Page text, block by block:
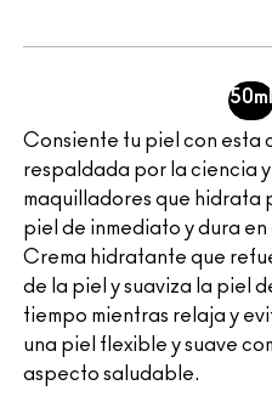
Consiente tu piel con esta
respaldada por la ciencia
maquilladores que hidrata
piel de inmediato y dura en
Crema hidratante que
de la piel y suaviza la piel
tiempo mientras relaja y
una piel flexible y suave
aspecto saludable.
50ml